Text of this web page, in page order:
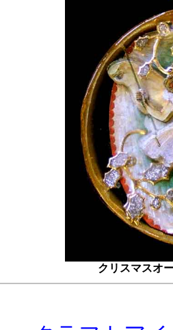
クリスマスオ